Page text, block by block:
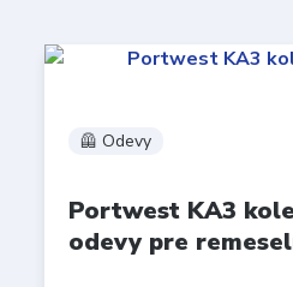
🦺 Odevy
Portwest KA3
odevy pre